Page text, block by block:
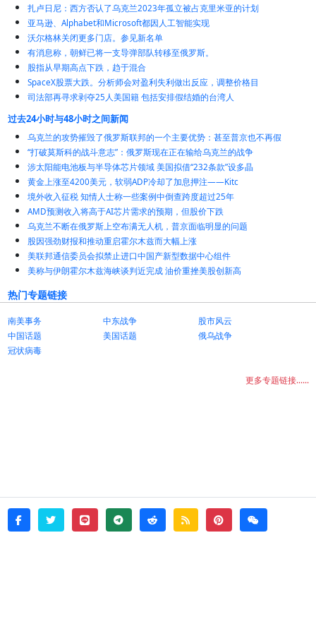
扎卢日尼：西方否认了乌克兰2023年孤立被占克里米亚的计划
亚马逊、Alphabet和Microsoft都因人工智能实现
沃尔格林关闭更多门店。参见新名单
有消息称，朝鲜已将一支导弹部队转移至俄罗斯。
股指从早期高点下跌，趋于混合
SpaceX股票大跌。分析师会对盈利失利做出反应，调整价格目
司法部再寻求剥夺25人美国籍 包括安排假结婚的台湾人
过去24小时与48小时之间新闻
乌克兰的攻势摧毁了俄罗斯联邦的一个主要优势：甚至普京也不再假
“打破莫斯科的战斗意志”：俄罗斯现在正在输给乌克兰的战争
涉太阳能电池板与半导体芯片领域 美国拟借“232条款”设多晶
黄金上涨至4200美元，软弱ADP冷却了加息押注——Kitc
境外收入征税 知情人士称一些案例中倒查跨度超过25年
AMD预测收入将高于AI芯片需求的预期，但股价下跌
乌克兰不断在俄罗斯上空布满无人机，普京面临明显的问题
股因强劲财报和推动重启霍尔木兹而大幅上涨
美联邦通信委员会拟禁止进口中国产新型数据中心组件
美称与伊朗霍尔木兹海峡谈判近完成 油价重挫美股创新高
热门专题链接
南美事务 中东战争
股市风云
中国话题
美国话题
俄乌战争
冠状病毒
更多专题链接......
facebook
twitter line telegramreddit rss pinterestweixin